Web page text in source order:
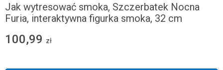
Jak wytresować smoka, Szczerbatek Nocna
Furia, interaktywna figurka smoka, 32 cm
100,99 zł